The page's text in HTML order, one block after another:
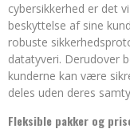
cybersikkerhed er det
beskyttelse af sine
robuste
datatyveri. Derudover
kunderne kan være
deles uden deres
Fleksible pakker og